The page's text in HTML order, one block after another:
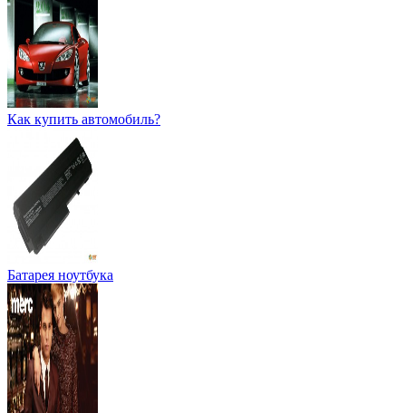
Как купить автомобиль?
Батарея ноутбука